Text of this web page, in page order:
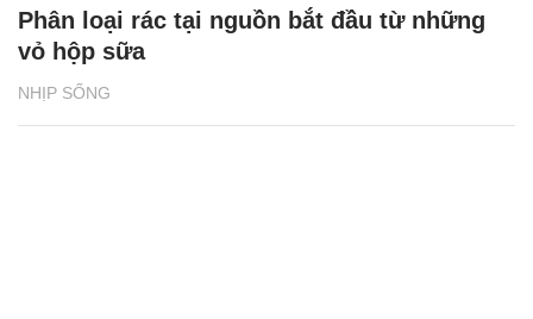
NHỊP SỐNG
Phân loại rác tại nguồn bắt đầu từ những
vỏ hộp sữa